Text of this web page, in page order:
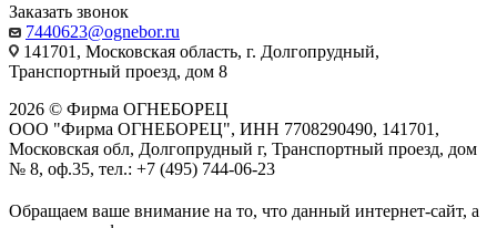
Заказать звонок
7440623@ognebor.ru
141701, Московская область, г. Долгопрудный,
Транспортный проезд, дом 8
2026 © Фирма ОГНЕБОРЕЦ
ООО "Фирма ОГНЕБОРЕЦ", ИНН 7708290490, 141701,
Московская обл, Долгопрудный г, Транспортный проезд, дом
№ 8, оф.35, тел.: +7 (495) 744-06-23
Обращаем ваше внимание на то, что данный интернет-сайт, а